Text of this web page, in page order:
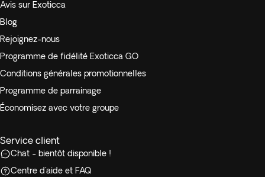
Avis sur Exoticca
Blog
Rejoignez-nous
Programme de fidélité Exoticca GO
Conditions générales promotionnelles
Programme de parrainage
Économisez avec votre groupe
Service client
Chat - bientôt disponible !
Centre d'aide et FAQ